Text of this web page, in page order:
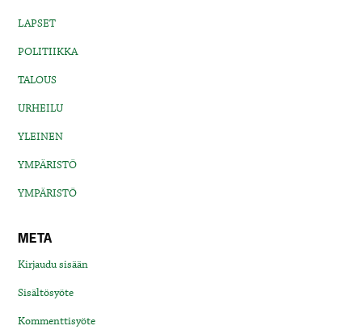
LAPSET
POLITIIKKA
TALOUS
URHEILU
YLEINEN
YMPÄRISTÖ
YMPÄRISTÖ
META
Kirjaudu sisään
Sisältösyöte
Kommenttisyöte